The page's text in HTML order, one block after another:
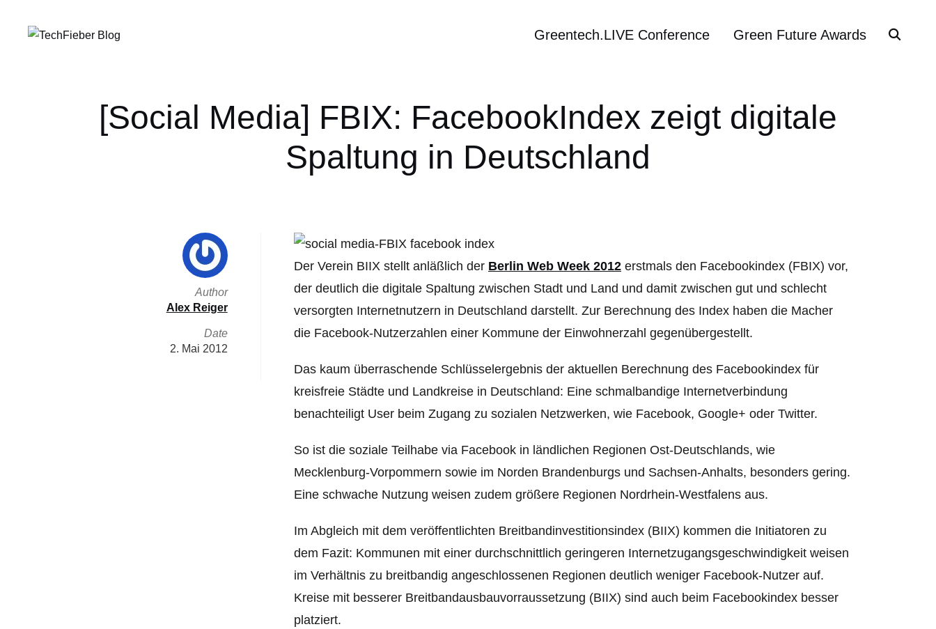
Greentech.LIVE Conference Green Future Awards
[Social Media] FBIX: FacebookIndex zeigt digitale
Spaltung in Deutschland
Der Verein BIIX stellt anläßlich der Berlin Web Week 2012 erstmals den Facebookindex (FBIX) vor,
der deutlich die digitale Spaltung zwischen Stadt und Land und damit zwischen gut und schlecht
versorgten Internetnutzern in Deutschland darstellt. Zur Berechnung des Index haben die Macher
die Facebook-Nutzerzahlen einer Kommune der Einwohnerzahl gegenübergestellt.
Das kaum überraschende Schlüsselergebnis der aktuellen Berechnung des Facebookindex für
kreisfreie Städte und Landkreise in Deutschland: Eine schmalbandige Internetverbindung
benachteiligt User beim Zugang zu sozialen Netzwerken, wie Facebook, Google+ oder Twitter.
So ist die soziale Teilhabe via Facebook in ländlichen Regionen Ost-Deutschlands, wie
Mecklenburg-Vorpommern sowie im Norden Brandenburgs und Sachsen-Anhalts, besonders gering.
Eine schwache Nutzung weisen zudem größere Regionen Nordrhein-Westfalens aus.
Im Abgleich mit dem veröffentlichten Breitbandinvestitionsindex (BIIX) kommen die Initiatoren zu
dem Fazit: Kommunen mit einer durchschnittlich geringeren Internetzugangsgeschwindigkeit weisen
im Verhältnis zu breitbandig angeschlossenen Regionen deutlich weniger Facebook-Nutzer auf.
Kreise mit besserer Breitbandausbau­vorraussetzung (BIIX) sind auch beim Facebookindex besser
platziert.
Author
Alex Reiger
Date
2. Mai 2012